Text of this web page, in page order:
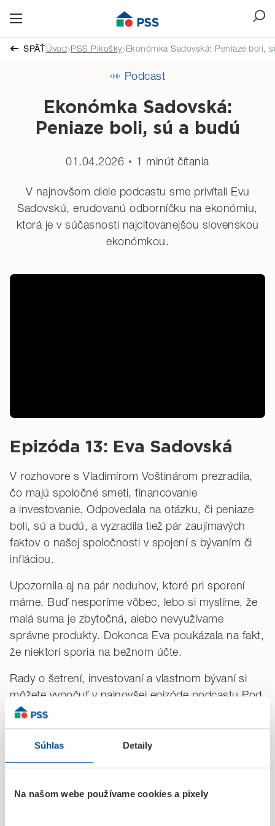
Súhlas Detaily
Na našom webe používame cookies a pixely
SPÄŤÚvod PSS Pikošky Ekonómka Sadovská: Peniaze boli,
Podcast
Ekonómka Sadovská:
Peniaze boli, sú a budú
01.04.2026 1 minút čítania
V najnovšom diele podcastu sme privítali Evu
Sadovskú, erudovanú odborníčku na ekonómiu,
ktorá je v súčasnosti najcitovanejšou slovenskou
ekonómkou.
Epizóda 13: Eva Sadovská
V rozhovore s Vladimírom Voštinárom prezradila,
čo majú spoločné smeti, financovanie
a investovanie. Odpovedala na otázku, či peniaze
boli, sú a budú, a vyzradila tiež pár zaujímavých
faktov o našej spoločnosti v spojení s bývaním či
infláciou.
Upozornila aj na pár neduhov, ktoré pri sporení
máme. Buď nesporíme vôbec, lebo si myslíme, že
malá suma je zbytočná, alebo nevyužívame
správne produkty. Dokonca Eva poukázala na fakt,
že niektorí sporia na bežnom účte.
Rady o šetrení, investovaní a vlastnom bývaní si
môžete vypočuť v najnovšej epizóde podcastu Pod
Svojou Strechou od PSS, Prvej stavebnej
sporiteľne.
Podcast Pod svojou strechou si môžete